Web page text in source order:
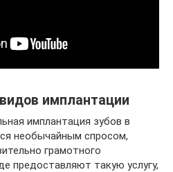
имплантации
имплантация зубов в
необычайным спросом,
грамотного
предоставляют такую услугу,